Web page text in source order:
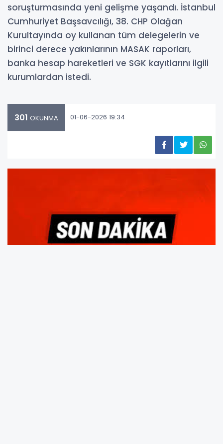
soruşturmasında yeni gelişme yaşandı. İstanbul
Cumhuriyet Başsavcılığı, 38. CHP Olağan
Kurultayında oy kullanan tüm delegelerin ve
birinci derece yakınlarının MASAK raporları,
banka hesap hareketleri ve SGK kayıtlarını ilgili
kurumlardan istedi.
301 OKUNMA 01-06-2026 19:34